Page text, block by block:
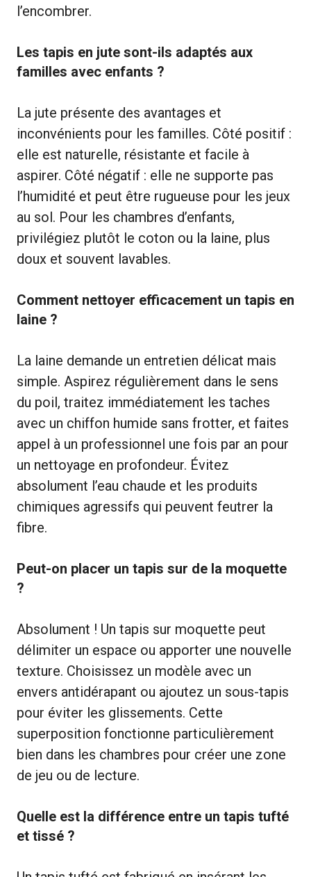
l’encombrer.
Les tapis en jute sont-ils adaptés aux
familles avec enfants ?
La jute présente des avantages et
inconvénients pour les familles. Côté positif :
elle est naturelle, résistante et facile à
aspirer. Côté négatif : elle ne supporte pas
l’humidité et peut être rugueuse pour les jeux
au sol. Pour les chambres d’enfants,
privilégiez plutôt le coton ou la laine, plus
doux et souvent lavables.
Comment nettoyer efficacement un tapis en
laine ?
La laine demande un entretien délicat mais
simple. Aspirez régulièrement dans le sens
du poil, traitez immédiatement les taches
avec un chiffon humide sans frotter, et faites
appel à un professionnel une fois par an pour
un nettoyage en profondeur. Évitez
absolument l’eau chaude et les produits
chimiques agressifs qui peuvent feutrer la
fibre.
Peut-on placer un tapis sur de la moquette
?
Absolument ! Un tapis sur moquette peut
délimiter un espace ou apporter une nouvelle
texture. Choisissez un modèle avec un
envers antidérapant ou ajoutez un sous-tapis
pour éviter les glissements. Cette
superposition fonctionne particulièrement
bien dans les chambres pour créer une zone
de jeu ou de lecture.
Quelle est la différence entre un tapis tufté
et tissé ?